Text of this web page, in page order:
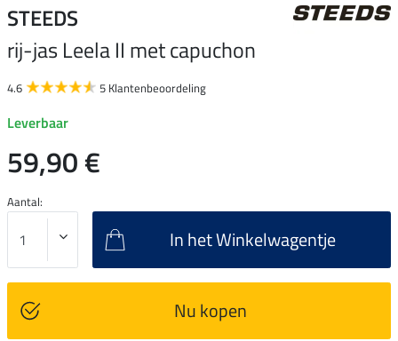
STEEDS
rij-jas Leela II met capuchon
4.6 5 Klantenbeoordeling
Leverbaar
59,90 €
Aantal:
In het Winkelwagentje
Nu kopen